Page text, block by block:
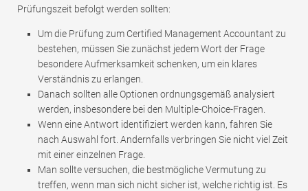
Prüfungszeit befolgt werden sollten:
Um die Prüfung zum Certified Management Accountant zu
bestehen, müssen Sie zunächst jedem Wort der Frage
besondere Aufmerksamkeit schenken, um ein klares
Verständnis zu erlangen.
Danach sollten alle Optionen ordnungsgemäß analysiert
werden, insbesondere bei den Multiple-Choice-Fragen.
Wenn eine Antwort identifiziert werden kann, fahren Sie
nach Auswahl fort. Andernfalls verbringen Sie nicht viel Zeit
mit einer einzelnen Frage.
Man sollte versuchen, die bestmögliche Vermutung zu
treffen, wenn man sich nicht sicher ist, welche richtig ist. Es